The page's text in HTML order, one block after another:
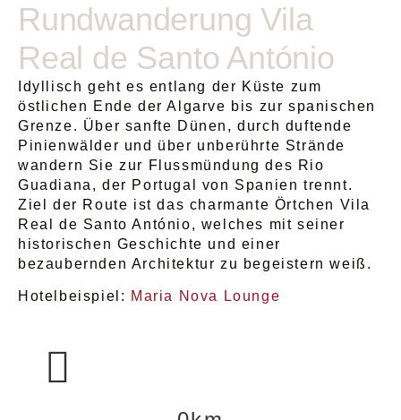
Rundwanderung Vila
Real de Santo António
Idyllisch geht es entlang der Küste zum
östlichen Ende der Algarve bis zur spanischen
Grenze. Über sanfte Dünen, durch duftende
Pinienwälder und über unberührte Strände
wandern Sie zur Flussmündung des Rio
Guadiana, der Portugal von Spanien trennt.
Ziel der Route ist das charmante Örtchen Vila
Real de Santo António, welches mit seiner
historischen Geschichte und einer
bezaubernden Architektur zu begeistern weiß.
Hotelbeispiel: Maria Nova Lounge